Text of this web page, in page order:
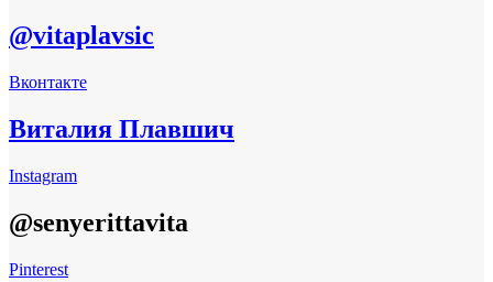
@vitaplavsic
Вконтакте
Виталия Плавшич
Instagram
@senyerittavita
Pinterest